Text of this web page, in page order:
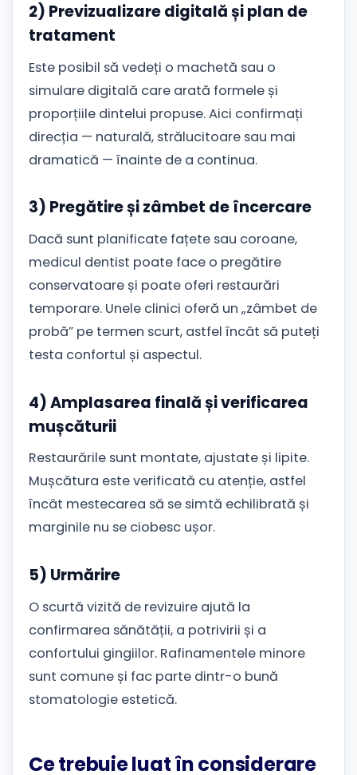
2) Previzualizare digitală și plan de
tratament
Este posibil să vedeți o machetă sau o
simulare digitală care arată formele și
proporțiile dintelui propuse. Aici confirmați
direcția — naturală, strălucitoare sau mai
dramatică — înainte de a continua.
3) Pregătire și zâmbet de încercare
Dacă sunt planificate fațete sau coroane,
medicul dentist poate face o pregătire
conservatoare și poate oferi restaurări
temporare. Unele clinici oferă un „zâmbet de
probă” pe termen scurt, astfel încât să puteți
testa confortul și aspectul.
4) Amplasarea finală și verificarea
mușcăturii
Restaurările sunt montate, ajustate și lipite.
Mușcătura este verificată cu atenție, astfel
încât mestecarea să se simtă echilibrată și
marginile nu se ciobesc ușor.
5) Urmărire
O scurtă vizită de revizuire ajută la
confirmarea sănătății, a potrivirii și a
confortului gingiilor. Rafinamentele minore
sunt comune și fac parte dintr-o bună
stomatologie estetică.
Ce trebuie luat în considerare